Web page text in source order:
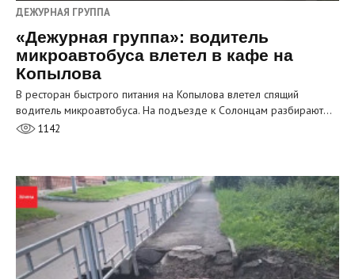
ДЕЖУРНАЯ ГРУППА
«Дежурная группа»: водитель
микроавтобуса влетел в кафе на
Копылова
В ресторан быстрого питания на Копылова влетел спящий
водитель микроавтобуса. На подъезде к Солонцам разбирают…
1142